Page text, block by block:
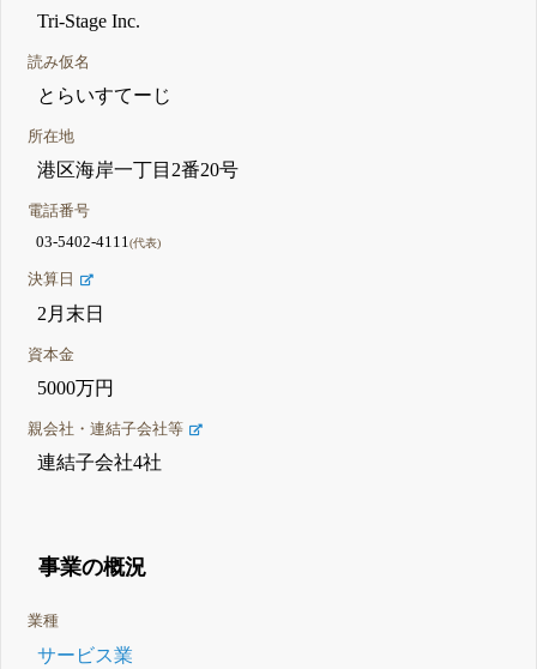
Tri-Stage Inc.
読み仮名
とらいすてーじ
所在地
港区海岸一丁目2番20号
電話番号
03-5402-4111 (代表)
決算日
2月末日
資本金
5000万円
親会社・連結子会社等
連結子会社4社
事業の概況
業種
サービス業